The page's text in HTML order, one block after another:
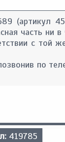
(артикул
часть ни
с той
по
419785